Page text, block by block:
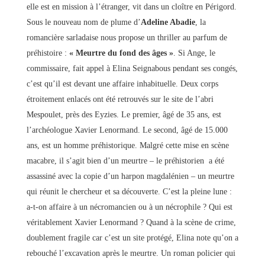
elle est en mission à l’étranger, vit dans un cloître en Périgord.
Sous le nouveau nom de plume d’Adeline Abadie, la
romancière sarladaise nous propose un thriller au parfum de
préhistoire : « Meurtre du fond des âges ». Si Ange, le
commissaire, fait appel à Elina Seignabous pendant ses congés,
c’est qu’il est devant une affaire inhabituelle. Deux corps
étroitement enlacés ont été retrouvés sur le site de l’abri
Mespoulet, près des Eyzies. Le premier, âgé de 35 ans, est
l’archéologue Xavier Lenormand. Le second, âgé de 15.000
ans, est un homme préhistorique. Malgré cette mise en scène
macabre, il s’agit bien d’un meurtre – le préhistorien a été
assassiné avec la copie d’un harpon magdalénien – un meurtre
qui réunit le chercheur et sa découverte. C’est la pleine lune :
a-t-on affaire à un nécromancien ou à un nécrophile ? Qui est
véritablement Xavier Lenormand ? Quand à la scène de crime,
doublement fragile car c’est un site protégé, Elina note qu’on a
rebouché l’excavation après le meurtre. Un roman policier qui